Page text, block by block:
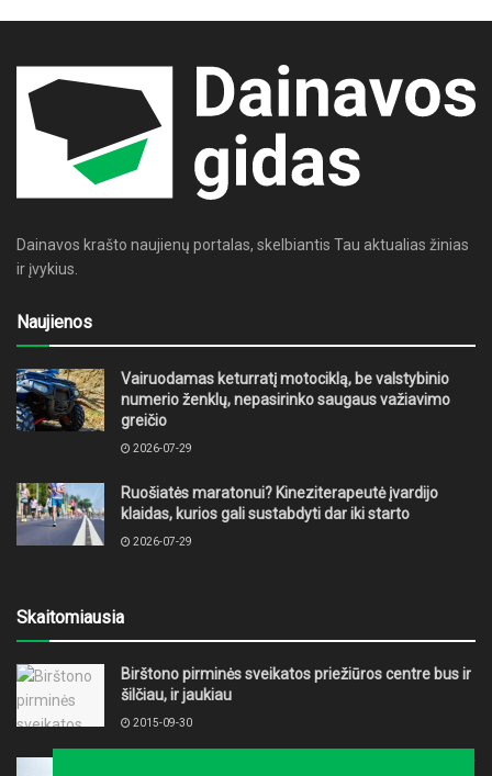
Dainavos krašto naujienų portalas, skelbiantis Tau aktualias žinias
ir įvykius.
Naujienos
Vairuodamas keturratį motociklą, be valstybinio
numerio ženklų, nepasirinko saugaus važiavimo
greičio
2026-07-29
Ruošiatės maratonui? Kineziterapeutė įvardijo
klaidas, kurios gali sustabdyti dar iki starto
2026-07-29
Skaitomiausia
Birštono pirminės sveikatos priežiūros centre bus ir
šilčiau, ir jaukiau
2015-09-30